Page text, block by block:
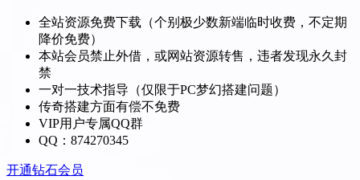
全站资源免费下载（个别极少数新端临时收费，不定期
降价免费）
本站会员禁止外借，或网站资源转售，违者发现永久封
禁
一对一技术指导（仅限于PC梦幻搭建问题）
传奇搭建方面有偿不免费
VIP用户专属QQ群
QQ：874270345
开通钻石会员